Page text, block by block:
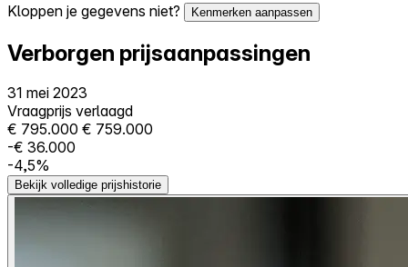
Kloppen je gegevens niet?
Kenmerken aanpassen
Verborgen prijsaanpassingen
31 mei 2023
Vraagprijs verlaagd
€ 795.000 € 759.000
-€ 36.000
-4,5%
Bekijk volledige prijshistorie